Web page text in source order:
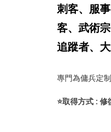
刺客、服
客、武術
追蹤者、
專門為傭兵定
⭐取得方式 :